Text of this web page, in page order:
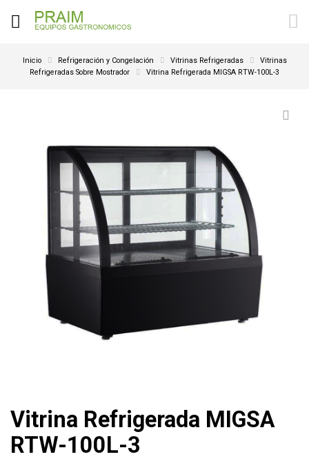
Inicio Refrigeración y Congelación Vitrinas Refrigeradas
Vitrinas
Refrigeradas Sobre Mostrador
Vitrina Refrigerada MIGSA RTW-100L-3
Vitrina Refrigerada MIGSA
RTW-100L-3